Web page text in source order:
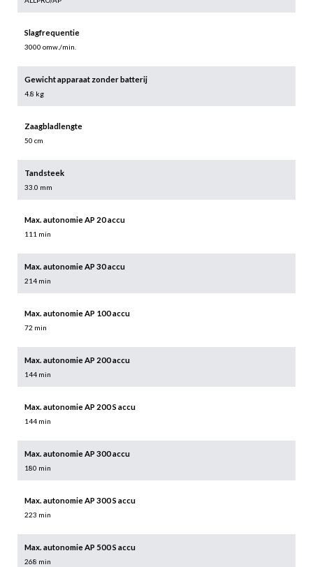
Slagfrequentie
3000 omw./min.
Gewicht apparaat zonder batterij
4.8 kg
Zaagbladlengte
50 cm
Tandsteek
33.0 mm
Max. autonomie AP 20 accu
111 min
Max. autonomie AP 30 accu
214 min
Max. autonomie AP 100 accu
72 min
Max. autonomie AP 200 accu
144 min
Max. autonomie AP 200 S accu
144 min
Max. autonomie AP 300 accu
180 min
Max. autonomie AP 300 S accu
223 min
Max. autonomie AP 500 S accu
268 min